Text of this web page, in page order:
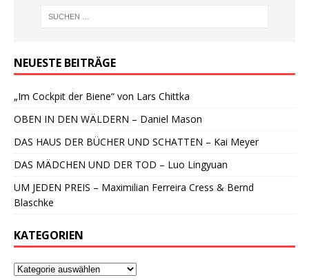
NEUESTE BEITRÄGE
„Im Cockpit der Biene“ von Lars Chittka
OBEN IN DEN WÄLDERN – Daniel Mason
DAS HAUS DER BÜCHER UND SCHATTEN – Kai Meyer
DAS MÄDCHEN UND DER TOD – Luo Lingyuan
UM JEDEN PREIS – Maximilian Ferreira Cress & Bernd
Blaschke
KATEGORIEN